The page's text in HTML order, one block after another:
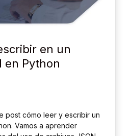
en un
en Python
post cómo leer y escribir un
Vamos a aprender